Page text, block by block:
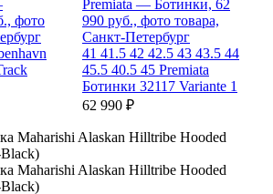
41 41.5 42 42.5 43 43.5 44
45.5 40.5 45 Premiata
Ботинки 32117 Variante 1
62 990 ₽